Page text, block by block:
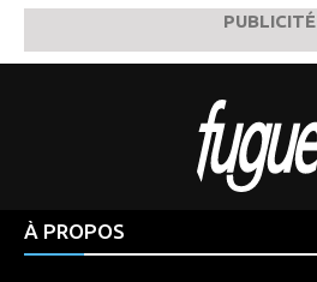
PUBLICITÉ
À PROPOS